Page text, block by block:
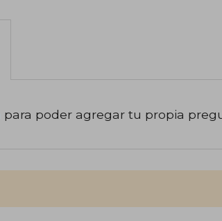
para poder agregar tu propia